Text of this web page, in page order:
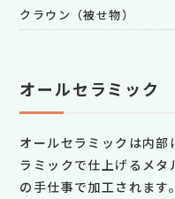
クラウン（被せ物）
オールセラミック
オールセラミックは内
ラミックで仕上げるメタ
の手仕事で加工されま